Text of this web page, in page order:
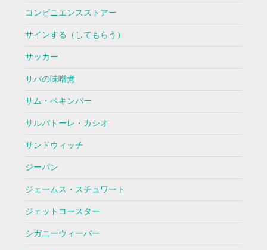
コンビニエンスストアー
サインする（してもらう）
サッカー
サバの味噌煮
サム・ペキンパー
サルバトーレ・カシオ
サンドウィッチ
ジーパン
ジェームス・スチュワート
ジェットコースター
シガニーウィーバー